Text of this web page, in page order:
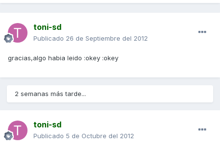
toni-sd
Publicado 26 de Septiembre del 2012
gracias,algo habia leido :okey :okey
2 semanas más tarde...
toni-sd
Publicado 5 de Octubre del 2012